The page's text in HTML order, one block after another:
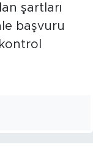
şartları
başvuru